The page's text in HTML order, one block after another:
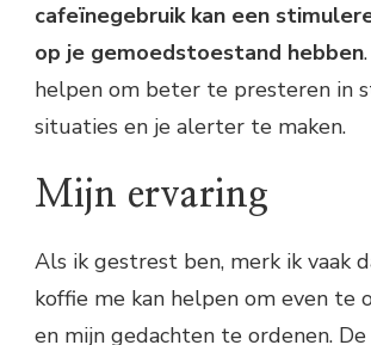
cafeïnegebruik kan een
op je gemoedstoestand hebben
helpen om beter te presteren in
situaties en je alerter te maken.
Mijn ervaring
Als ik gestrest ben, merk ik vaak
koffie me kan helpen om even te
en mijn gedachten te ordenen.